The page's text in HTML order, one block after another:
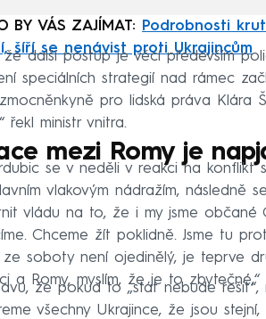
BY VÁS ZAJÍMAT:
Podrobnosti
šíří se nenávist proti Ukrajincům
další postup je věcí především
speciálních strategií nad rámec
pro lidská práva Klára
řekl ministr vnitra.
mezi Romy je
se v neděli v reakci na konflikt
vlakovým nádražím, následně
vládu na to, že i my jsme občané
Chceme žít poklidně. Jsme tu
soboty není ojedinělý, je teprve
a Romy, myslím, že je to zbytečné,“
že pokud to „stát nebude
všechny Ukrajince, že jsou